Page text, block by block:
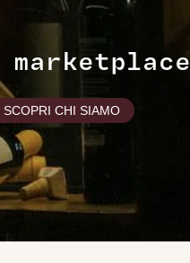
marketplace
SCOPRI CHI SIAMO